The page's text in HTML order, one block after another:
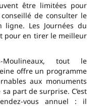
être limitées pour
de consulter le
ligne. Les Journées du
pour en tirer le meilleur
Moulineaux, tout le
offre un programme
aux monuments
part de surprise. C’est
vous annuel : il